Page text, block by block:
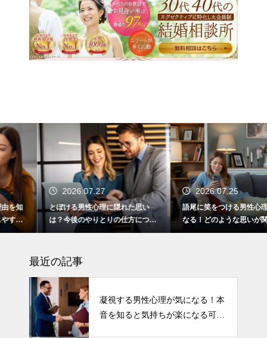
2026.07.27
とぼける男性心理に隠れた思い
は？今後のやりとりの仕方につい
て
2026.07.25
語尾に笑をつける男性心理が気に
なる！どのような思いが関係して
いるの？
最近の記事
凝視する男性心理が気になる！本
音を知ると気持ちが楽になる可能